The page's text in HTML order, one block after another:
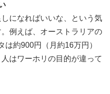
になればいいな、という気
例えば、オーストラリアの
約900円（月約16万円）
はワーホリの目的が違って